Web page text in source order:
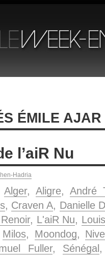
ÉMILE AJAR
l’aiR Nu
Hadria
Alger, Aligre, André
, Craven A, Danielle
, L'aiR Nu,
Milos, Moondog,
Fuller, Sénégal